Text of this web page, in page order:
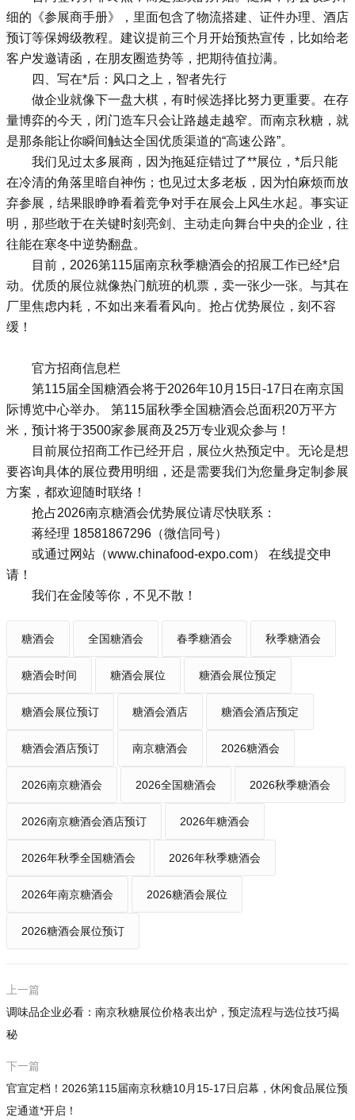
细的《参展商手册》，里面包含了物流搭建、证件办理、酒店
预订等保姆级教程。建议提前三个月开始预热宣传，比如给老
客户发邀请函，在朋友圈造势等，把期待值拉满。
四、写在*后：风口之上，智者先行
做企业就像下一盘大棋，有时候选择比努力更重要。在存
量博弈的今天，闭门造车只会让路越走越窄。而南京秋糖，就
是那条能让你瞬间触达全国优质渠道的“高速公路”。
我们见过太多展商，因为拖延症错过了**展位，*后只能
在冷清的角落里暗自神伤；也见过太多老板，因为怕麻烦而放
弃参展，结果眼睁睁看着竞争对手在展会上风生水起。事实证
明，那些敢于在关键时刻亮剑、主动走向舞台中央的企业，往
往能在寒冬中逆势翻盘。
目前，2026第115届南京秋季糖酒会的招展工作已经*启
动。优质的展位就像热门航班的机票，卖一张少一张。与其在
厂里焦虑内耗，不如出来看看风向。抢占优势展位，刻不容
缓！
官方招商信息栏
第115届全国糖酒会将于2026年10月15日-17日在南京国
际博览中心举办。 第115届秋季全国糖酒会总面积20万平方
米，预计将于3500家参展商及25万专业观众参与！
目前展位招商工作已经开启，展位火热预定中。无论是想
要咨询具体的展位费用明细，还是需要我们为您量身定制参展
方案，都欢迎随时联络！
抢占2026南京糖酒会优势展位请尽快联系：
蒋经理 18581867296（微信同号）
或通过网站（www.chinafood-expo.com） 在线提交申
请！
我们在金陵等你，不见不散！
糖酒会 全国糖酒会 春季糖酒会 秋季糖酒会
糖酒会时间 糖酒会展位 糖酒会展位预定
糖酒会展位预订 糖酒会酒店 糖酒会酒店预定
糖酒会酒店预订 南京糖酒会 2026糖酒会
2026南京糖酒会 2026全国糖酒会 2026秋季糖酒会
2026南京糖酒会酒店预订 2026年糖酒会
2026年秋季全国糖酒会 2026年秋季糖酒会
2026年南京糖酒会 2026糖酒会展位
2026糖酒会展位预订
上一篇
调味品企业必看：南京秋糖展位价格表出炉，预定流程与选位技巧揭
秘
下一篇
官宣定档！2026第115届南京秋糖10月15-17日启幕，休闲食品展位预
定通道*开启！